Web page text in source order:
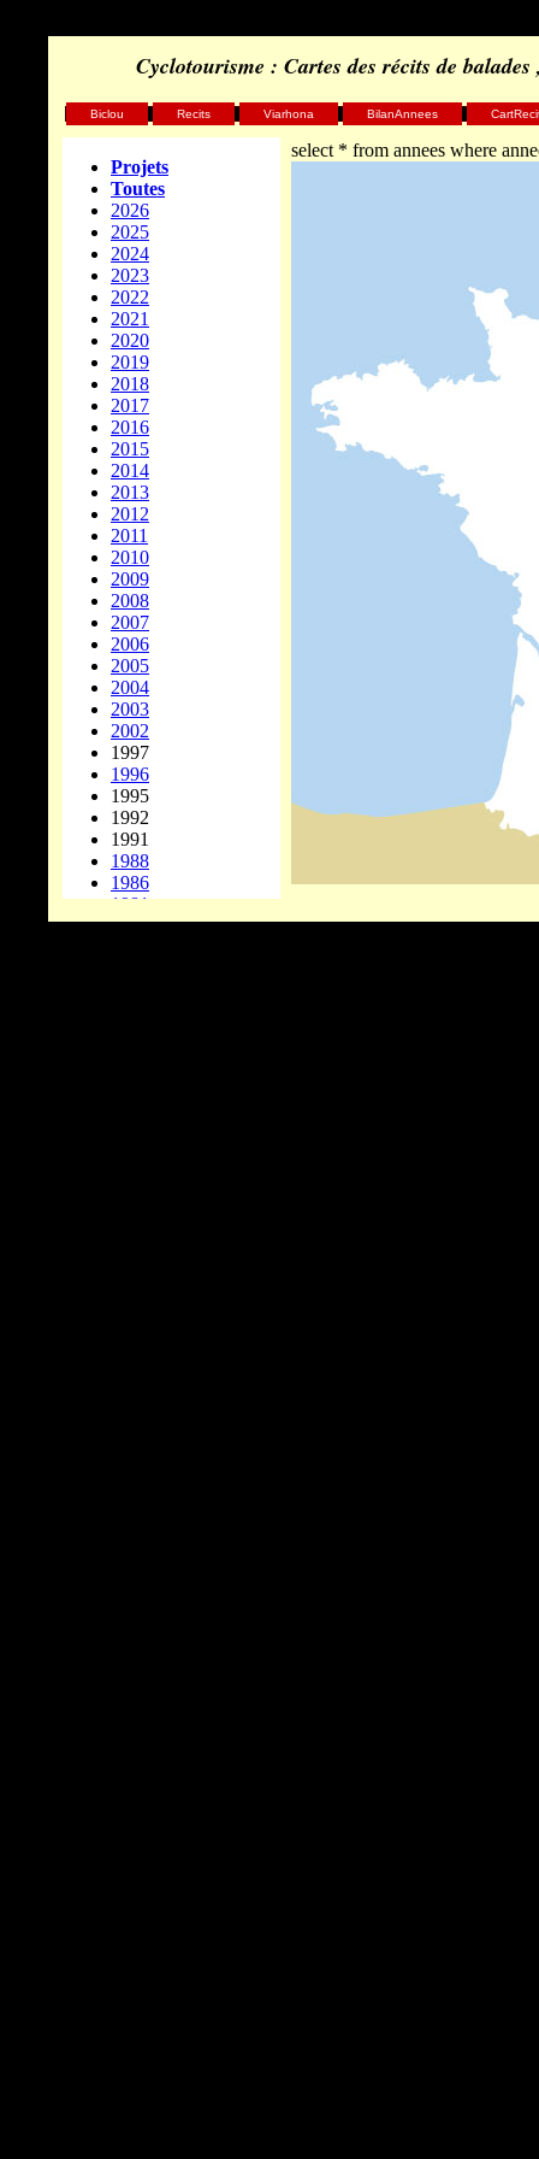
Cyclotourisme : Cartes des récits de
Projets
Toutes
2026
2025
2024
2023
2022
2021
2020
2019
2018
2017
2016
2015
2014
2013
2012
2011
2010
2009
2008
2007
2006
2005
2004
2003
2002
1997
1996
1995
1992
1991
1988
1986
1981
1978
Biclou Recits Viarhona BilanAnnees
select * from annees where